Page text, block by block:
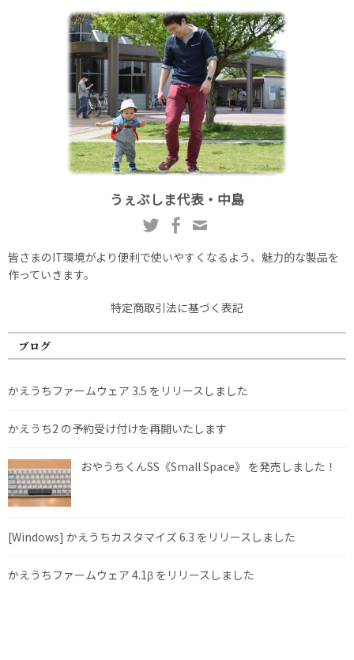
うぇぶしま代表・中島
皆さまのIT環境がより便利で使いやすくなるよう、魅力的な製品を
作っていきます。
特定商取引法に基づく表記
ブログ
かえうちファームウェア 3.5 をリリースしました
かえうち2 の予約受け付けを再開いたします
おやうちくんSS《Small Space》 を発売しました！
[Windows] かえうちカスタマイズ 6.3 をリリースしました
かえうちファームウェア 4.1β をリリースしました